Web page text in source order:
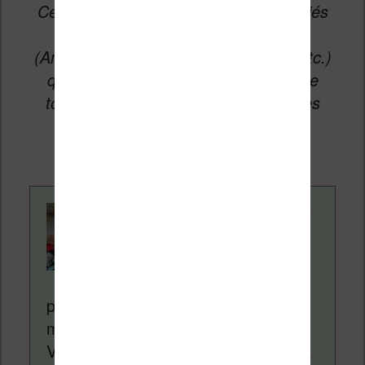
Cet article peut contenir des liens affiliés
(Amazon, Fnac, Cultura, Boulanger, etc.)
qui permettent aux auteurs du site de
toucher une petite commission sur les
Contenu rédigé par
pour vous aider à naviguer dans le
monde des liseuses (Kindle, Kobo,
Vivlio, etc) et faire la promotion de la